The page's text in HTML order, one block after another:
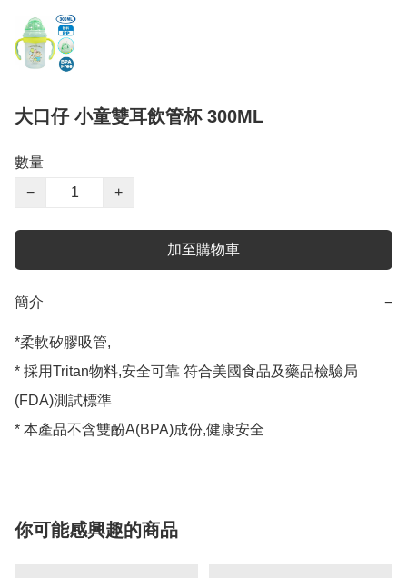
大口仔 小童雙耳飲管杯 300ML
數量
−
+
加至購物車
簡介 −
*柔軟矽膠吸管,
* 採用Tritan物料,安全可靠 符合美國食品及藥品檢驗局
(FDA)測試標準
* 本產品不含雙酚A(BPA)成份,健康安全
你可能感興趣的商品